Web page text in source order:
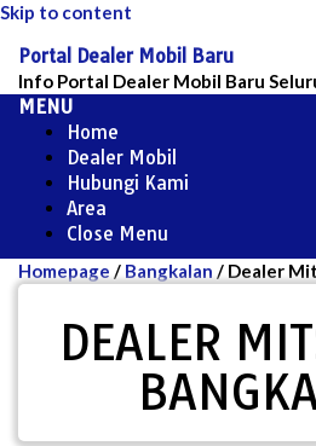
Skip to content
Portal Dealer Mobil Baru
Info Portal Dealer Mobil Baru
MENU
Home
Dealer Mobil
Hubungi Kami
Area
Close Menu
Homepage / Bangkalan / Dealer
DEALER